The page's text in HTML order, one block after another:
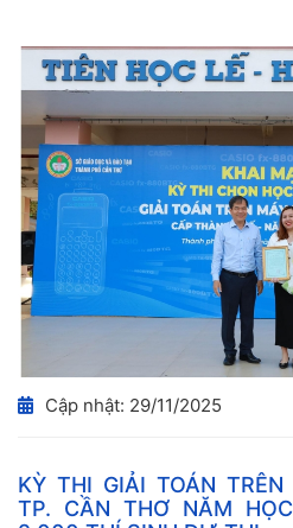
Cập nhật: 29/11/2025
KỲ THI GIẢI TOÁN
TP. CẦN THƠ NĂM